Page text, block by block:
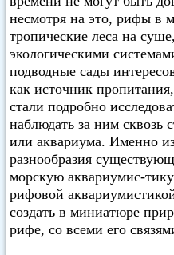
несмотря на это, рифы в
тропические леса на
экологическими
подводные сады
как источник
стали подробно
наблюдать за ним сквозь
или аквариума. Именно
разнообразия
морскую аквариумис-
рифовой
создать в миниатюре
рифе, со всеми его